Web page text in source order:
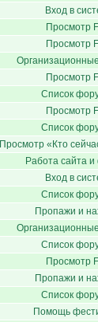
Вход в
Просмотр
Просмотр
Просмотр
Список
Просмотр
Список
Просмотр «Кто
Работа сайта
Вход в
Список
Пропажи и
Список
Просмотр
Пропажи и
Список
Помощь